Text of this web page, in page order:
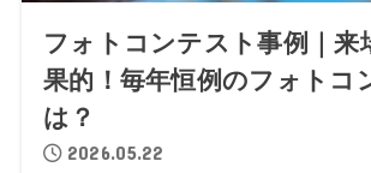
フォトコンテスト事例｜来
果的！毎年恒例のフォトコ
は？
2026.05.22